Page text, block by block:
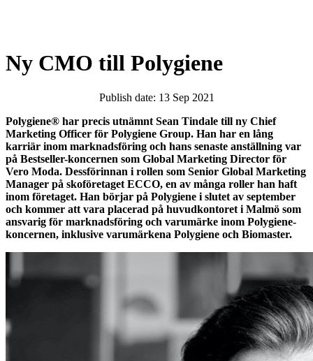
Ny CMO till Polygiene
Publish date: 13 Sep 2021
Polygiene® har precis utnämnt Sean Tindale till ny Chief
Marketing Officer för Polygiene Group. Han har en lång
karriär inom marknadsföring och hans senaste anställning var
på Bestseller-koncernen som Global Marketing Director för
Vero Moda. Dessförinnan i rollen som Senior Global Marketing
Manager på skoföretaget ECCO, en av många roller han haft
inom företaget. Han börjar på Polygiene i slutet av september
och kommer att vara placerad på huvudkontoret i Malmö som
ansvarig för marknadsföring och varumärke inom Polygiene-
koncernen, inklusive varumärkena Polygiene och Biomaster.